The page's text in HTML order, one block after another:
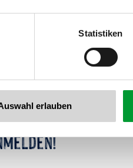
Statistiken
erlauben
Zurück zur Übersicht